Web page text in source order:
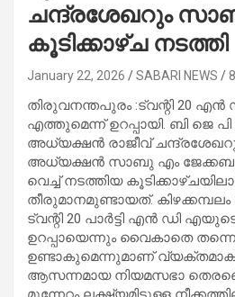
ചന്ദ്രശേഖറും
കൂടിക്കാഴ്ച നടത്തി
January 22, 2026 SABARI NEWS
തിരുവനന്തപുരം :ട്വന്റി 20 എൻ
എത്തുമെന്ന് ഉറപ്പായി. ബി ജെ
അധ്യക്ഷൻ രാജീവ് ചന്ദ്രശേഖറും
അധ്യക്ഷൻ സാബു എം ജേക്കബും
വെച്ച് നടത്തിയ
തീരുമാനമുണ്ടായത്.
ട്വന്റി 20 പാർട്ടി എൻ ഡി
ഉറപ്പായെന്നും വൈകാതെ
ഉണ്ടാകുമെന്നുമാണ്
ആസന്നമായ നിയമസഭാ